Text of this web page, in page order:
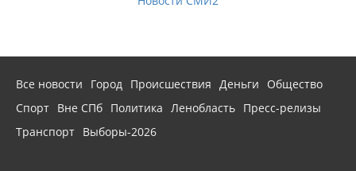
Все новости Город Происшествия Деньги
Общество
Спорт Вне СПб Политика Ленобласть Пресс-релизы
Транспорт Выборы-2026